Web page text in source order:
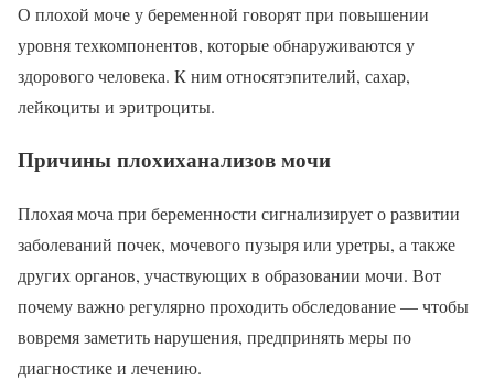
О плохой моче у беременной говорят при повышении
уровня техкомпонентов, которые обнаруживаются у
здорового человека. К ним относятэпителий, сахар,
лейкоциты и эритроциты.
Причины плохиханализов мочи
Плохая моча при беременности сигнализирует о развитии
заболеваний почек, мочевого пузыря или уретры, а также
других органов, участвующих в образовании мочи. Вот
почему важно регулярно проходить обследование — чтобы
вовремя заметить нарушения, предпринять меры по
диагностике и лечению.